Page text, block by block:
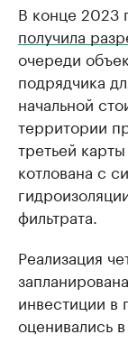
В конце 2023
получила
очереди
подрядчика
начальной
территории
третьей
котлована с
фильтрата.
Реализация
инвестиции в
оценивались